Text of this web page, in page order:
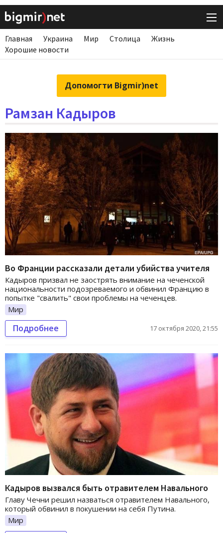
Главная Украина Мир Столица
Жизнь
Хорошие новости
Допомогти Bigmir)net
Рамзан Кадыров
Во Франции рассказали детали убийства учителя
Кадыров призвал не заострять внимание на чеченской
национальности подозреваемого и обвинил Францию в
попытке "свалить" свои проблемы на чеченцев.
Мир
Подробнее 17 октября 2020, 21:55
Кадыров вызвался быть отравителем Навального
Главу Чечни решил назваться отравителем Навального,
который обвинил в покушении на себя Путина.
Мир